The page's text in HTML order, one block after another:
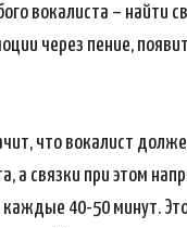
вокалиста – найти
через пение,
что вокалист
а связки при этом
40-50 минут.